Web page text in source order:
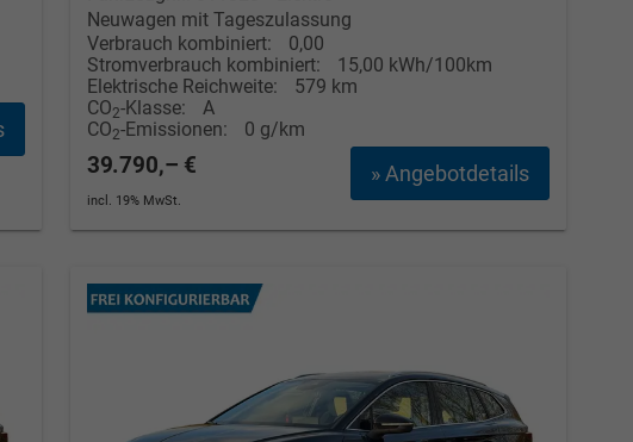
Neuwagen mit Tageszulassung
Verbrauch kombiniert:
0,00
Stromverbrauch kombiniert:
15,00 kWh/100km
Elektrische Reichweite:
579 km
CO2-Klasse:
A
CO2-Emissionen: 0 g/km
» Angebotdetails
39.790,– €
incl. 19% MwSt.